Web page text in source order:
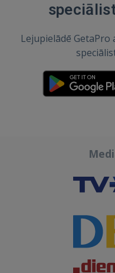
Lejupielādē